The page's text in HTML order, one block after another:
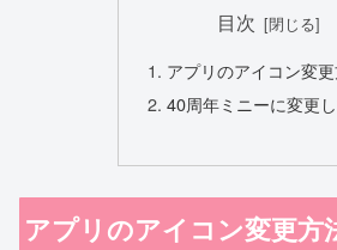
目次
アプリのアイコン変
40周年ミニーに変更
アプリのアイコン変更方